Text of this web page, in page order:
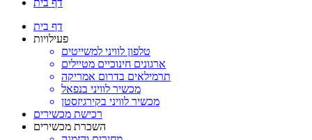
דף בית
דף בית
פעילויות
טלפון לוויני למשייטים
ארגונים חינוכיים מטיילים
תרמילאים בדרום אמריקה
מכשיר לוויני בנפאל
מכשיר לוויני בקירגיזסטן
רכישת מכשירים
השכרת מכשירים